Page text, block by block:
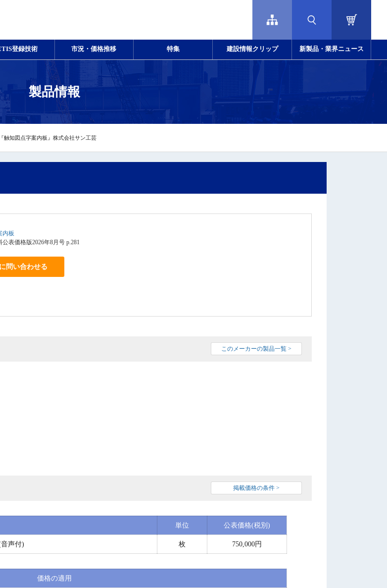
登録技術 市況・価格推移 特集 建設情報クリップ 新製品・業界ニュース
製品情報
『触知図点字案内板』株式会社サン工芸
内板
表価格版2026年8月号 p.281
問い合わせる
このメーカーの製品一覧 >
掲載価格の条件 >
単位 公表価格(税別)
声付) 枚 750,000円
価格の適用